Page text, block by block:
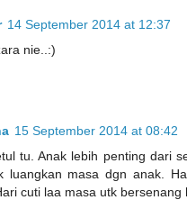
14 September 2014 at 12:37
nie..:)
15 September 2014 at 08:42
tu. Anak lebih penting dari
luangkan masa dgn anak.
cuti laa masa utk bersenang